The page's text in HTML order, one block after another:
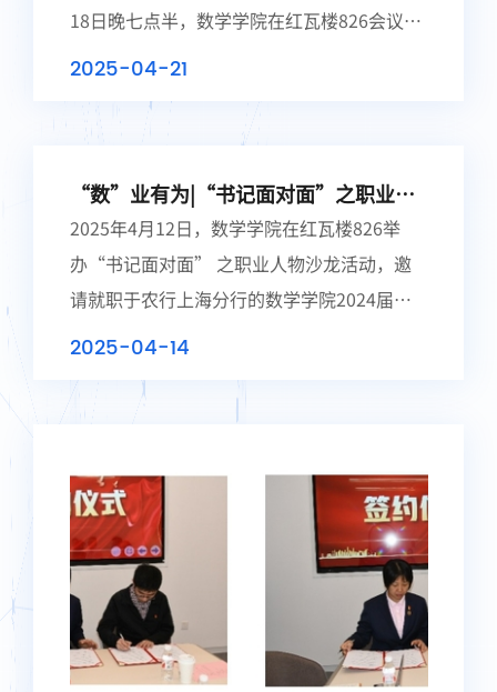
18日晚七点半，数学学院在红瓦楼826会议室
举办职场人物沙龙之金融行业的财经数学人暨
支...
2025-04-21
“数”业有为|“书记面对面”之职业人
物沙龙
2025年4月12日，数学学院在红瓦楼826举
办“书记面对面” 之职业人物沙龙活动，邀
请就职于农行上海分行的数学学院2024届本
科毕业生苟鑫赟分享求职经验和职场体验，本
委副书记...
2025-04-14